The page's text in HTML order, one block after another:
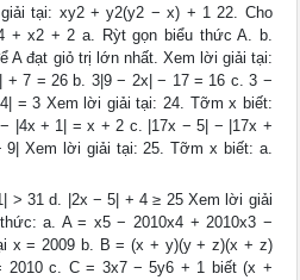
tại: xy2 + y2(y2 − x) + 1 22. Cho
+ x2 + 2 a. Rỳt gọn biểu thức A. b.
A đạt giỏ trị lớn nhất. Xem lời giải tại:
+ 7 = 26 b. 3|9 − 2x| − 17 = 16 c. 3 −
= 3 Xem lời giải tại: 24. Tỡm x biết:
|4x + 1| = x + 2 c. |17x − 5| − |17x +
Xem lời giải tại: 25. Tỡm x biết: a.
> 31 d. |2x − 5| + 4 ≥ 25 Xem lời giải
a. A = x5 − 2010x4 + 2010x3 −
x = 2009 b. B = (x + y)(y + z)(x + z)
c. C = 3x7 − 5y6 + 1 biết (x +